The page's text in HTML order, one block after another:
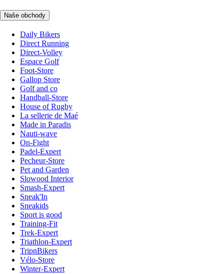
Naše obchody
Daily Bikers
Direct Running
Direct-Volley
Espace Golf
Foot-Store
Gallop Store
Golf and co
Handball-Store
House of Rugby
La sellerie de Maé
Made in Paradis
Nauti-wave
On-Fight
Padel-Expert
Pecheur-Store
Pet and Garden
Slowood Interior
Smash-Expert
Sneak'In
Sneakids
Sport is good
Training-Fit
Trek-Expert
Triathlon-Expert
TripnBikers
Vélo-Store
Winter-Expert